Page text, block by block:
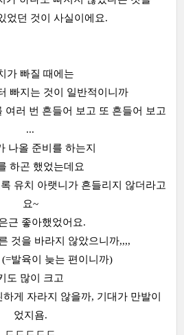
었던 것이 사실이에요.
가 빠질 때에는
빠지는 것이 일반적이니까
여러 번 흔들어 보고 또 흔들어 보고
...
나올 준비를 하는지
하곤 했었는데요
유치 아랫니가 흔들리지 않더라고
요~
근 좋아했었어요.
것을 바라지 않았으니까,,,,
발육이 늦는 편이니까)
도 많이 크고
게 자라지 않을까, 기대가 만발이
었지욤.